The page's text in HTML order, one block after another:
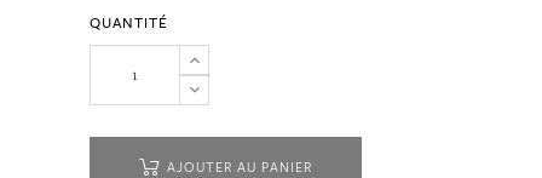
QUANTITÉ
AJOUTER AU PANIER